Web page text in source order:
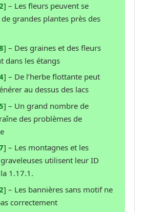
] – Les fleurs peuvent se
grandes plantes près des
] – Des graines et des fleurs
dans les étangs
] – De l’herbe flottante peut
au dessus des lacs
] – Un grand nombre de
des problèmes de
] – Les montagnes et les
utilisent leur ID
1.17.1.
] – Les bannières sans motif ne
correctement